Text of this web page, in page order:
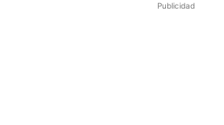
Publicidad